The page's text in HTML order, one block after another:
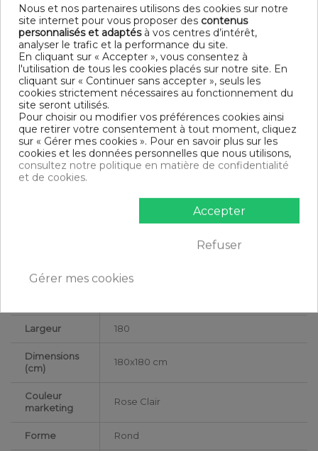
Entretien : Lavable à 40° C (avec des couleurs similaires) -
Essorage doux - Sèche linge possible - Pas de repassage
Modèle : Guimauve
Contenu
1 Nappe ronde 180x180 cm
DESCRIPTIF TECHNIQUE
Certification Oeko-Tex®
Longueur 180
Gaze de Coton
Largeur 180
Dimensions
(cm)
180x180 cm
Couleur
marketing
Rose Clair
Forme Rond
Nous et nos partenaires utilisons des cookies sur notre
site internet pour vous proposer des contenus
personnalisés et adaptésà vos centres d’intérêt,
analyser le trafic et la performance du site.
En cliquant sur « Accepter », vous consentez à
l'utilisation de tous les cookies placés sur notre site. En
cliquant sur « Continuer sans accepter », seuls les
cookies strictement nécessaires au fonctionnement du
site seront utilisés.
Pour choisir ou modifier vos préférences cookies ainsi
que retirer votre consentement à tout moment, cliquez
sur « Gérer mes cookies ». Pour en savoir plus sur les
cookies et les données personnelles que nous utilisons,
consultez notre politique en matière de confidentialité
et de cookies.
Accepter
Refuser
Gérer mes cookies